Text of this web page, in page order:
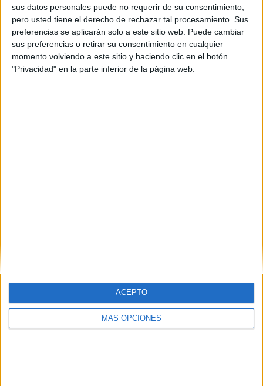
sus datos personales puede no requerir de su consentimiento,
pero usted tiene el derecho de rechazar tal procesamiento. Sus
preferencias se aplicarán solo a este sitio web. Puede cambiar
sus preferencias o retirar su consentimiento en cualquier
momento volviendo a este sitio y haciendo clic en el botón
"Privacidad" en la parte inferior de la página web.
MÁS OPCIONES
ACEPTO
Buscar
SIGUE NUESTROS TABLEROS EN